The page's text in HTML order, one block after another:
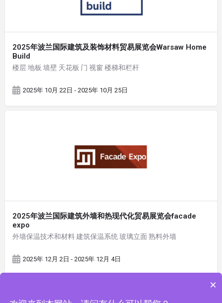
2025年波兰国际建筑及装饰材料贸易展览会Warsaw Home
Build
楼层 地板 墙壁 天花板 门 视窗 楼梯和栏杆
2025年 10月 22日 - 2025年 10月 25日
2025年波兰国际建筑外墙和热现代化贸易展览会facade
expo
外墙保温技术和材料 建筑保温系统 玻璃立面 熟料外墙
2025年 12月 2日 - 2025年 12月 4日
×